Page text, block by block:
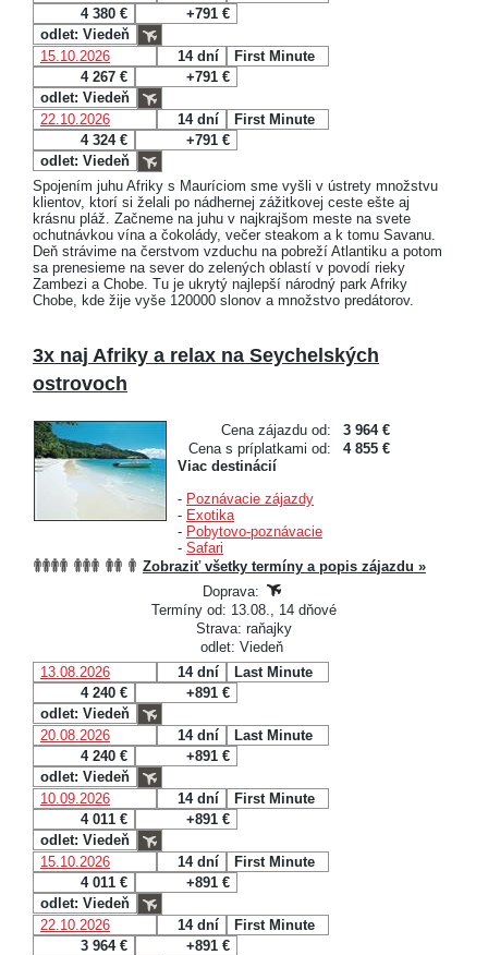
4 380 €
+791 €
odlet: Viedeň
15.10.2026
14 dní
First Minute
4 267 €
+791 €
odlet: Viedeň
22.10.2026
14 dní
First Minute
4 324 €
+791 €
odlet: Viedeň
Spojením juhu Afriky s Mauríciom sme vyšli v ústrety množstvu
klientov, ktorí si želali po nádhernej zážitkovej ceste ešte aj
krásnu pláž. Začneme na juhu v najkrajšom meste na svete
ochutnávkou vína a čokolády, večer steakom a k tomu Savanu.
Deň strávime na čerstvom vzduchu na pobreží Atlantiku a potom
sa prenesieme na sever do zelených oblastí v povodí rieky
Zambezi a Chobe. Tu je ukrytý najlepší národný park Afriky
Chobe, kde žije vyše 120000 slonov a množstvo predátorov.
3x naj Afriky a relax na Seychelských
ostrovoch
Cena zájazdu od:
3 964 €
Cena s príplatkami od:
4 855 €
Viac destinácií
- Poznávacie zájazdy
- Exotika
- Pobytovo-poznávacie
- Safari
Zobraziť všetky termíny a popis zájazdu »
Doprava:
Termíny od: 13.08., 14 dňové
Strava: raňajky
odlet: Viedeň
13.08.2026
14 dní
Last Minute
4 240 €
+891 €
odlet: Viedeň
20.08.2026
14 dní
Last Minute
4 240 €
+891 €
odlet: Viedeň
10.09.2026
14 dní
First Minute
4 011 €
+891 €
odlet: Viedeň
15.10.2026
14 dní
First Minute
4 011 €
+891 €
odlet: Viedeň
22.10.2026
14 dní
First Minute
3 964 €
+891 €